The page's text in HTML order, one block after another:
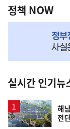
책
NOW,
뉴
스
정책 NOW
실시간 인기뉴
해
전